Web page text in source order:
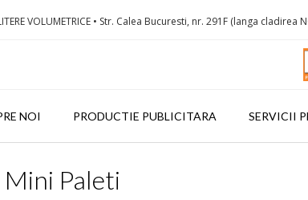
VOLUMETRICE • Str. Calea Bucuresti, nr. 291F (langa cladirea
NOI PRODUCTIE PUBLICITARA SERVICII
Paleti